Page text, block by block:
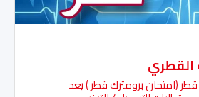
القطري
(امتحان برومترك قطر ) يعد